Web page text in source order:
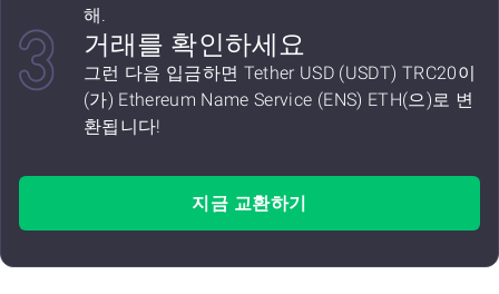
해.
거래를 확인하세요
그런 다음 입금하면 Tether USD (USDT) TRC20이
(가) Ethereum Name Service (ENS) ETH(으)로 변
환됩니다!
지금 교환하기